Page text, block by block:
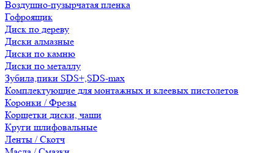
Воздушно-пузырчатая пленка
Гофроящик
Диск по дереву
Диски алмазные
Диски по камню
Диски по металлу
Зубила,пики SDS+,SDS-max
Комплектующие для монтажных и клеевых пистолетов
Коронки / Фрезы
Корщетки диски, чаши
Круги шлифовальные
Ленты / Скотч